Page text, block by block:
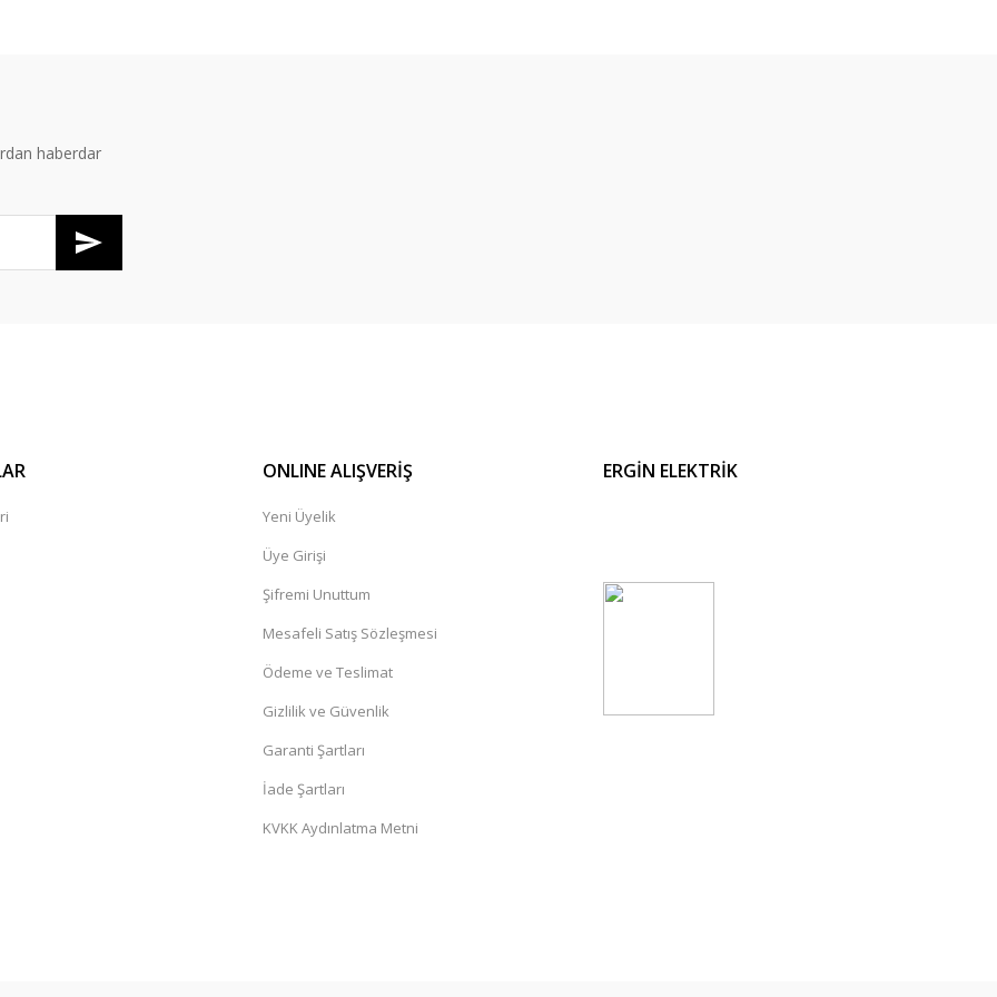
haberdar
ONLINE ALIŞVERİŞ
Yeni Üyelik
Üye Girişi
Şifremi Unuttum
Mesafeli Satış Sözleşmesi
Ödeme ve Teslimat
Gizlilik ve Güvenlik
Garanti Şartları
İade Şartları
KVKK Aydınlatma Metni
ERGİN ELEKTRİK